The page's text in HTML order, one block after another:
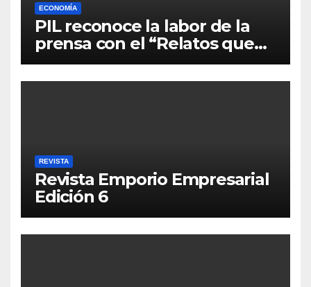
ECONOMÍA
PIL reconoce la labor de la
prensa con el “Relatos que
alimentan Bolivia”
REVISTA
Revista Emporio Empresarial
Edición 6